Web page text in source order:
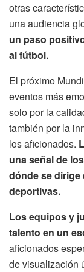
otras
una audiencia
un paso
al fútbol.
El próximo
eventos más
solo por la
también por la
los aficionados.
una señal de
dónde se
deportivas.
Los equipos y
talento en un
aficionados
de visualización